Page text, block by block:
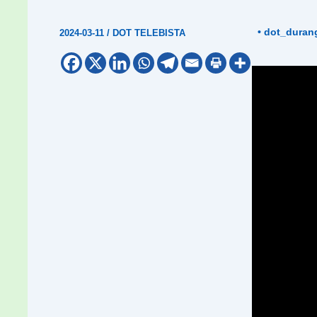
2024-03-11 / DOT TELEBISTA •